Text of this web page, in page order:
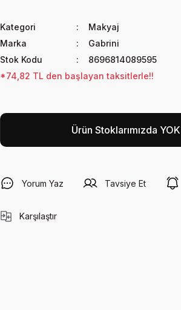
Kategori
Makyaj
Marka
Gabrini
Stok Kodu
8696814089595
*74,82 TL den başlayan taksitlerle!!
Ürün Stoklarımızda
Yorum Yaz Tavsiye Et
Karşılaştır